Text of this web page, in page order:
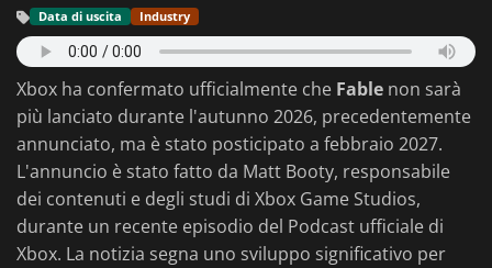
Data di uscita Industry
Xbox ha confermato ufficialmente che Fable non sarà
più lanciato durante l'autunno 2026, precedentemente
annunciato, ma è stato posticipato a febbraio 2027.
L'annuncio è stato fatto da Matt Booty, responsabile
dei contenuti e degli studi di Xbox Game Studios,
durante un recente episodio del Podcast ufficiale di
Xbox. La notizia segna uno sviluppo significativo per